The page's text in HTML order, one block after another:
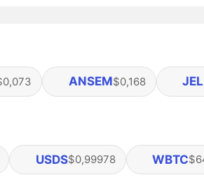
ANSEM$0,168
USDS$0,99978 WBTC